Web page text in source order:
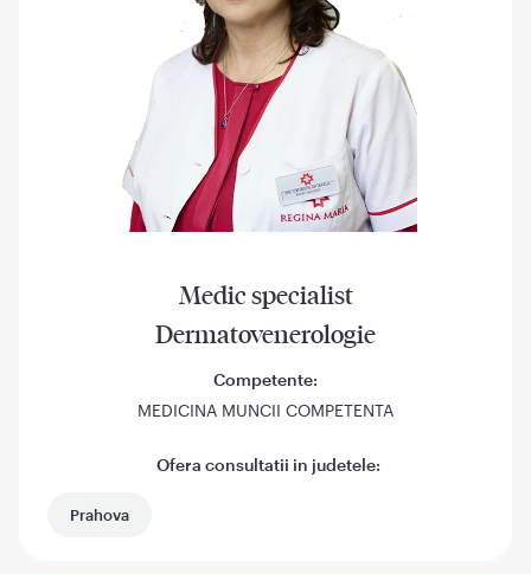
Medic specialist
Dermatovenerologie
Competente:
MEDICINA MUNCII COMPETENTA
Ofera consultatii in judetele:
Prahova